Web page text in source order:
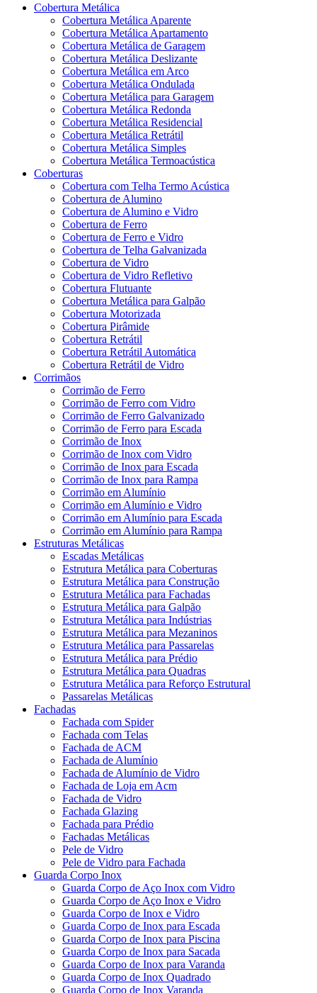
Cobertura Metálica
Cobertura Metálica Aparente
Cobertura Metálica Apartamento
Cobertura Metálica de Garagem
Cobertura Metálica Deslizante
Cobertura Metálica em Arco
Cobertura Metálica Ondulada
Cobertura Metálica para Garagem
Cobertura Metálica Redonda
Cobertura Metálica Residencial
Cobertura Metálica Retrátil
Cobertura Metálica Simples
Cobertura Metálica Termoacústica
Coberturas
Cobertura com Telha Termo Acústica
Cobertura de Alumino
Cobertura de Alumino e Vidro
Cobertura de Ferro
Cobertura de Ferro e Vidro
Cobertura de Telha Galvanizada
Cobertura de Vidro
Cobertura de Vidro Refletivo
Cobertura Flutuante
Cobertura Metálica para Galpão
Cobertura Motorizada
Cobertura Pirâmide
Cobertura Retrátil
Cobertura Retrátil Automática
Cobertura Retrátil de Vidro
Corrimãos
Corrimão de Ferro
Corrimão de Ferro com Vidro
Corrimão de Ferro Galvanizado
Corrimão de Ferro para Escada
Corrimão de Inox
Corrimão de Inox com Vidro
Corrimão de Inox para Escada
Corrimão de Inox para Rampa
Corrimão em Alumínio
Corrimão em Alumínio e Vidro
Corrimão em Alumínio para Escada
Corrimão em Alumínio para Rampa
Estruturas Metálicas
Escadas Metálicas
Estrutura Metálica para Coberturas
Estrutura Metálica para Construção
Estrutura Metálica para Fachadas
Estrutura Metálica para Galpão
Estrutura Metálica para Indústrias
Estrutura Metálica para Mezaninos
Estrutura Metálica para Passarelas
Estrutura Metálica para Prédio
Estrutura Metálica para Quadras
Estrutura Metálica para Reforço Estrutural
Passarelas Metálicas
Fachadas
Fachada com Spider
Fachada com Telas
Fachada de ACM
Fachada de Alumínio
Fachada de Alumínio de Vidro
Fachada de Loja em Acm
Fachada de Vidro
Fachada Glazing
Fachada para Prédio
Fachadas Metálicas
Pele de Vidro
Pele de Vidro para Fachada
Guarda Corpo Inox
Guarda Corpo de Aço Inox com Vidro
Guarda Corpo de Aço Inox e Vidro
Guarda Corpo de Inox e Vidro
Guarda Corpo de Inox para Escada
Guarda Corpo de Inox para Piscina
Guarda Corpo de Inox para Sacada
Guarda Corpo de Inox para Varanda
Guarda Corpo de Inox Quadrado
Guarda Corpo de Inox Varanda